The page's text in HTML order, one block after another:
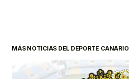
MÁS NOTICIAS DEL DEPORTE CANARIO